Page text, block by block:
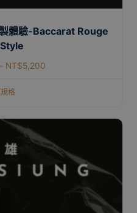
體驗-Baccarat Rouge
NT$5,200
格